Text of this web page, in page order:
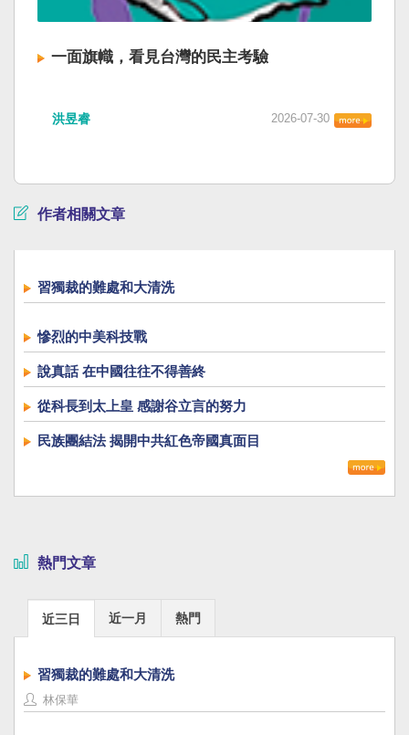
一面旗幟，看見台灣的民主考驗
洪昱睿 2026-07-30
作者相關文章
習獨裁的難處和大清洗
慘烈的中美科技戰
說真話 在中國往往不得善終
從科長到太上皇 感謝谷立言的努力
民族團結法 揭開中共紅色帝國真面目
熱門文章
近三日 近一月 熱門
習獨裁的難處和大清洗
林保華